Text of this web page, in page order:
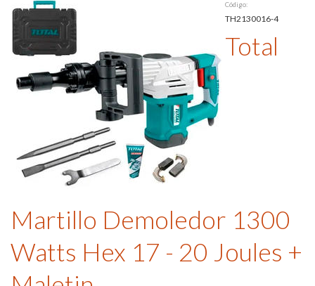
Código:
TH2130016-4
Total
Martillo Demoledor 1300
Watts Hex 17 - 20 Joules +